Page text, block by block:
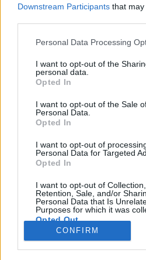
Downstream Participants that
Personal Data Processing
I want to opt-out of the
personal data.
Opted In
I want to opt-out of the Sale
Personal Data.
Opted In
I want to opt-out of
Personal Data for Targeted
Opted In
I want to opt-out of
Retention, Sale, and/or
Personal Data that Is
Purposes for which it was
Opted Out
CONFIRM
Registrati Redazione Invia
Twitter
Legnanonews.com
Sito di informazione locale
Direttore responsabile: Marco Tajè
Redazione: Via Matteotti, 3 (presso
20025 Legnano (MI)
Email Direzione:
Email Redazione: info@legnanonews.com
Pubblicità:
Tutti i contenuti originali sono di proprietà
consentito l'utilizzo citando il sito come